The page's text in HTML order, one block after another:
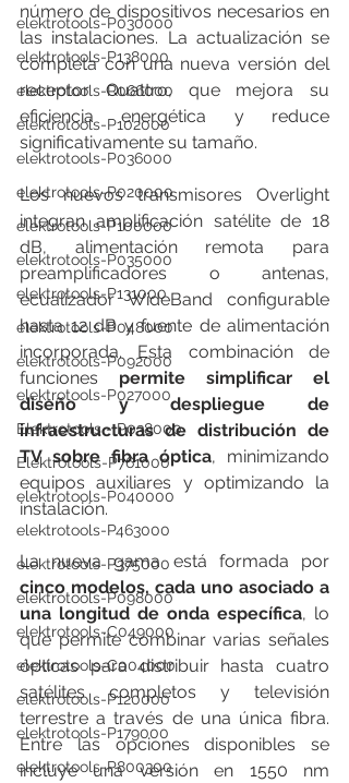
elektrotools-P030000
elektrotools-P138000
elektrotools-P066000
elektrotools-P102000
elektrotools-P036000
elektrotools-P020000
elektrotools-P100000
elektrotools-P035000
elektrotools-P131000
elektrotools-P048000
elektrotools-P092000
elektrotools-P027000
Elektrotools - P038000
Elektrotools-P761000
elektrotools-P040000
elektrotools-P463000
elektrotools-P375000
elektrotools-P098000
elektrotools-C049000
elektrotools-C004000
elektrotools-P120000
elektrotools-P179000
elektrotools-P800300
número de dispositivos necesarios en
las instalaciones. La actualización se
completa con una nueva versión del
receptor Quattro, que mejora su
eficiencia energética y reduce
significativamente su tamaño.
Los nuevos transmisores Overlight
integran amplificación satélite de 18
dB, alimentación remota para
preamplificadores o antenas,
ecualizador WideBand configurable
hasta 12 dB y fuente de alimentación
incorporada. Esta combinación de
funciones permite simplificar el
diseño y despliegue de
infraestructuras de distribución de
TV sobre fibra óptica, minimizando
equipos auxiliares y optimizando la
instalación.
cinco modelos, cada uno asociado a
una longitud de onda específica, lo
que permite combinar varias señales
ópticas para distribuir hasta cuatro
satélites completos y televisión
terrestre a través de una única fibra.
Entre las opciones disponibles se
incluye una versión en 1550 nm